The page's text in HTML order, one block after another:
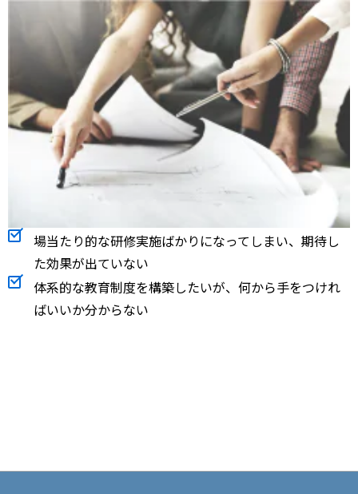
場当たり的な研修実施ばかりになってしまい、期待し
た効果が出ていない
体系的な教育制度を構築したいが、何から手をつけれ
ばいいか分からない